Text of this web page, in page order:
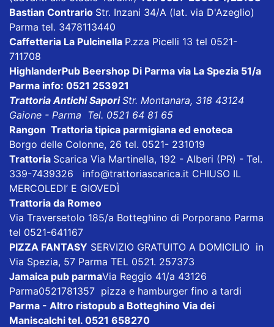
Bastian Contrario Str. Inzani 34/A (lat. via D'Azeglio)
Parma tel. 3478113440
Caffetteria La Pulcinella P.zza Picelli 13 tel 0521-
711708
HighlanderPub Beershop Di Parma via La Spezia 51/a
Parma info: 0521 253921
Trattoria Antichi SaporiStr. Montanara, 318 43124
Gaione - Parma Tel. 0521 64 81 65
Rangon Trattoria tipica parmigiana ed enoteca
Borgo delle Colonne, 26 tel. 0521- 231019
Trattoria Scarica Via Martinella, 192 - Alberi (PR) - Tel.
339-7439326 info@trattoriascarica.it CHIUSO IL
MERCOLEDI’ E GIOVEDÌ
Trattoria da Romeo
Via Traversetolo 185/a Botteghino di Porporano Parma
tel 0521-641167
PIZZA FANTASY SERVIZIO GRATUITO A DOMICILIO in
Via Spezia, 57 Parma TEL 0521. 257373
Jamaica pub parmaVia Reggio 41/a 43126
Parma0521781357 pizza e hamburger fino a tardi
Parma - Altro ristopub a Botteghino Via dei
Maniscalchi tel. 0521 658270